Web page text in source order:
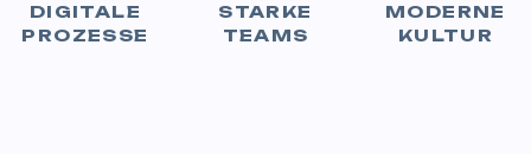
DIGITALE
PROZESSE
STARKE
TEAMS
MODERNE
KULTUR